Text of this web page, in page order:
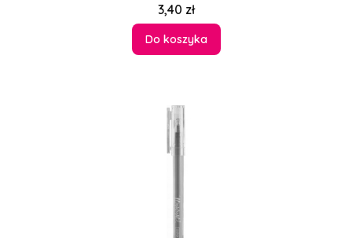
Cena
3,40 zł
Do koszyka